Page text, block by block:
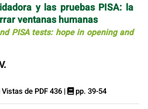
y las pruebas PISA: la
ventanas humanas
PISA tests: hope in opening and
Vistas de PDF 436 | pp. 39-54